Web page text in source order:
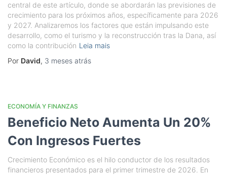
central de este artículo, donde se abordarán las previsiones de
crecimiento para los próximos años, específicamente para 2026
y 2027. Analizaremos los factores que están impulsando este
desarrollo, como el turismo y la reconstrucción tras la Dana, así
como la contribución Leia mais
Por David, 3 meses atrás
ECONOMÍA Y FINANZAS
Beneficio Neto Aumenta Un 20%
Con Ingresos Fuertes
Crecimiento Económico es el hilo conductor de los resultados
financieros presentados para el primer trimestre de 2026. En